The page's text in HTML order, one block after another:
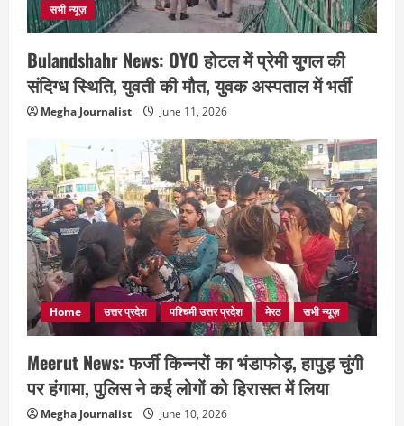
सभी न्यूज़
Bulandshahr News: OYO होटल में प्रेमी युगल की
संदिग्ध स्थिति, युवती की मौत, युवक अस्पताल में भर्ती
Megha Journalist June 11, 2026
Home उत्तर प्रदेश पश्चिमी उत्तर प्रदेश मेरठ सभी न्यूज़
Meerut News: फर्जी किन्नरों का भंडाफोड़, हापुड़ चुंगी
पर हंगामा, पुलिस ने कई लोगों को हिरासत में लिया
Megha Journalist June 10, 2026